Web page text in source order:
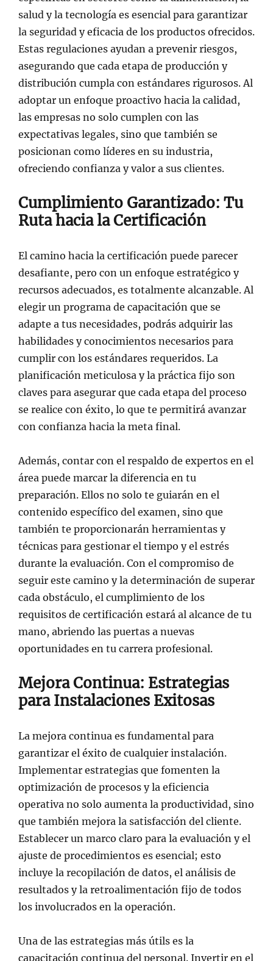
salud y la tecnología es esencial para garantizar
la seguridad y eficacia de los productos ofrecidos.
Estas regulaciones ayudan a prevenir riesgos,
asegurando que cada etapa de producción y
distribución cumpla con estándares rigurosos. Al
adoptar un enfoque proactivo hacia la calidad,
las empresas no solo cumplen con las
expectativas legales, sino que también se
posicionan como líderes en su industria,
ofreciendo confianza y valor a sus clientes.
Cumplimiento Garantizado: Tu
Ruta hacia la Certificación
El camino hacia la certificación puede parecer
desafiante, pero con un enfoque estratégico y
recursos adecuados, es totalmente alcanzable. Al
elegir un programa de capacitación que se
adapte a tus necesidades, podrás adquirir las
habilidades y conocimientos necesarios para
cumplir con los estándares requeridos. La
planificación meticulosa y la práctica fijo son
claves para asegurar que cada etapa del proceso
se realice con éxito, lo que te permitirá avanzar
con confianza hacia la meta final.
Además, contar con el respaldo de expertos en el
área puede marcar la diferencia en tu
preparación. Ellos no solo te guiarán en el
contenido específico del examen, sino que
también te proporcionarán herramientas y
técnicas para gestionar el tiempo y el estrés
durante la evaluación. Con el compromiso de
seguir este camino y la determinación de superar
cada obstáculo, el cumplimiento de los
requisitos de certificación estará al alcance de tu
mano, abriendo las puertas a nuevas
oportunidades en tu carrera profesional.
Mejora Continua: Estrategias
para Instalaciones Exitosas
La mejora continua es fundamental para
garantizar el éxito de cualquier instalación.
Implementar estrategias que fomenten la
optimización de procesos y la eficiencia
operativa no solo aumenta la productividad, sino
que también mejora la satisfacción del cliente.
Establecer un marco claro para la evaluación y el
ajuste de procedimientos es esencial; esto
incluye la recopilación de datos, el análisis de
resultados y la retroalimentación fijo de todos
los involucrados en la operación.
Una de las estrategias más útils es la
capacitación continua del personal. Invertir en el